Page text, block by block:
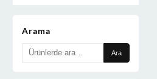
Arama
Ara: Ara